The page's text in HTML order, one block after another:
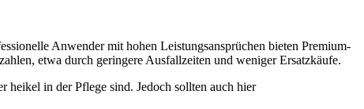
Anwender mit hohen Leistungsansprüchen bieten Premium-
etwa durch geringere Ausfallzeiten und weniger Ersatzkäufe.
in der Pflege sind. Jedoch sollten auch hier